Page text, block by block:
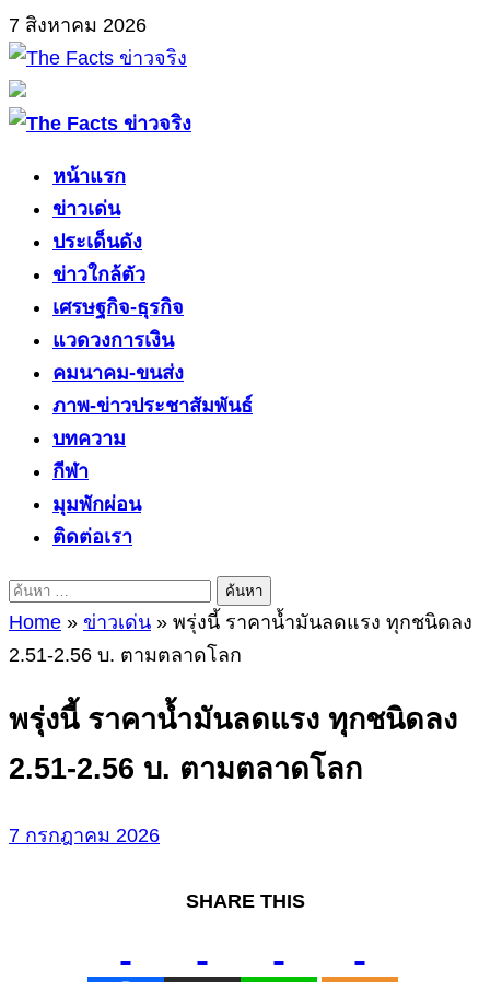
Skip
to
content
7 สิงหาคม 2026
Primary
หน้าแรก
ข่าวเด่น
ประเด็นดัง
ข่าวใกล้ตัว
เศรษฐกิจ-ธุรกิจ
แวดวงการเงิน
คมนาคม-ขนส่ง
ภาพ-ข่าวประชาสัมพันธ์
บทความ
กีฬา
มุมพักผ่อน
ติดต่อเรา
ค้นหา
สำหรับ:
Home » ข่าวเด่น » พรุ่งนี้ ราคาน้ำมันลดแรง ทุกชนิดลง
2.51-2.56 บ. ตามตลาดโลก
พรุ่งนี้ ราคาน้ำมันลดแรง ทุกชนิดลง
2.51-2.56 บ. ตามตลาดโลก
7 กรกฎาคม 2026
SHARE THIS